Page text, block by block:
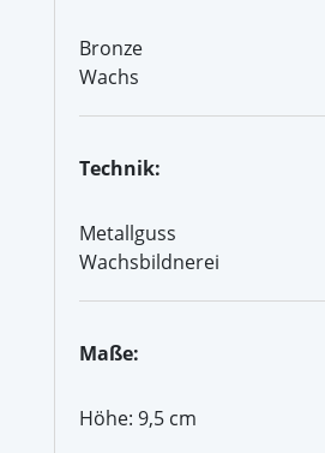
Bronze
Wachs
Technik:
Metallguss
Wachsbildnerei
Maße:
Höhe: 9,5 cm